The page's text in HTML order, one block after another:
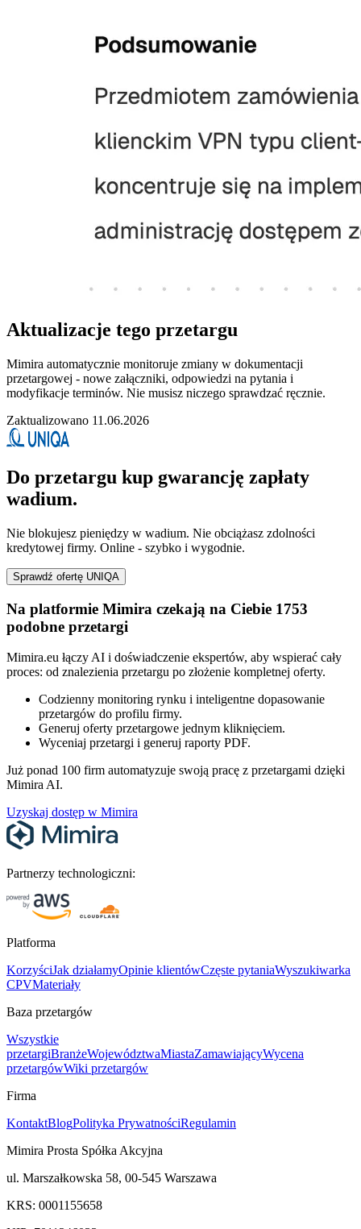
Aktualizacje tego przetargu
Mimira automatycznie monitoruje zmiany w dokumentacji
przetargowej - nowe załączniki, odpowiedzi na pytania i
modyfikacje terminów. Nie musisz niczego sprawdzać ręcznie.
Zaktualizowano 11.06.2026
Do przetargu kup gwarancję zapłaty
wadium.
Nie blokujesz pieniędzy w wadium. Nie obciążasz zdolności
kredytowej firmy. Online - szybko i wygodnie.
Sprawdź ofertę UNIQA
Na platformie Mimira czekają na Ciebie 1753
podobne przetargi
Mimira.eu łączy AI i doświadczenie ekspertów, aby wspierać cały
proces: od znalezienia przetargu po złożenie kompletnej oferty.
Codzienny monitoring rynku i inteligentne dopasowanie
przetargów do profilu firmy.
Generuj oferty przetargowe jednym kliknięciem.
Wyceniaj przetargi i generuj raporty PDF.
Już ponad 100 firm automatyzuje swoją pracę z przetargami dzięki
Mimira AI.
Uzyskaj dostęp w Mimira
Partnerzy technologiczni:
Platforma
KorzyściJak działamyOpinie klientówCzęste pytaniaWyszukiwarka
CPVMateriały
Baza przetargów
Wszystkie
przetargiBranżeWojewództwaMiastaZamawiającyWycena
przetargówWiki przetargów
Firma
KontaktBlogPolityka PrywatnościRegulamin
Mimira Prosta Spółka Akcyjna
ul. Marszałkowska 58, 00-545 Warszawa
KRS: 0001155658